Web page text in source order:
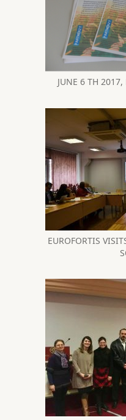
JUNE 6 TH 2017,
EUROFORTIS